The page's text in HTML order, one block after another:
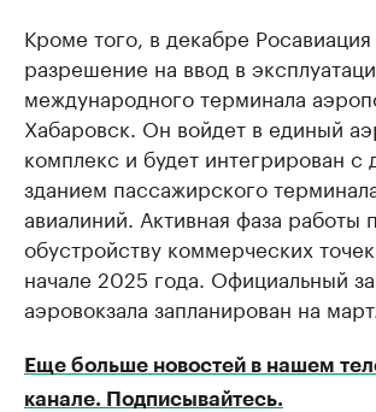
Кроме того, в декабре Росавиация
разрешение на ввод в
международного терминала
Хабаровск. Он войдет в единый
комплекс и будет интегрирован
зданием пассажирского
авиалиний. Активная фаза работы
обустройству коммерческих
начале 2025 года. Официальный
аэровокзала запланирован на
Еще больше новостей в нашем
канале. Подписывайтесь.